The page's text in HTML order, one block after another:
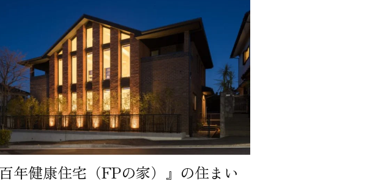
百年健康住宅（FPの家）』の住まい